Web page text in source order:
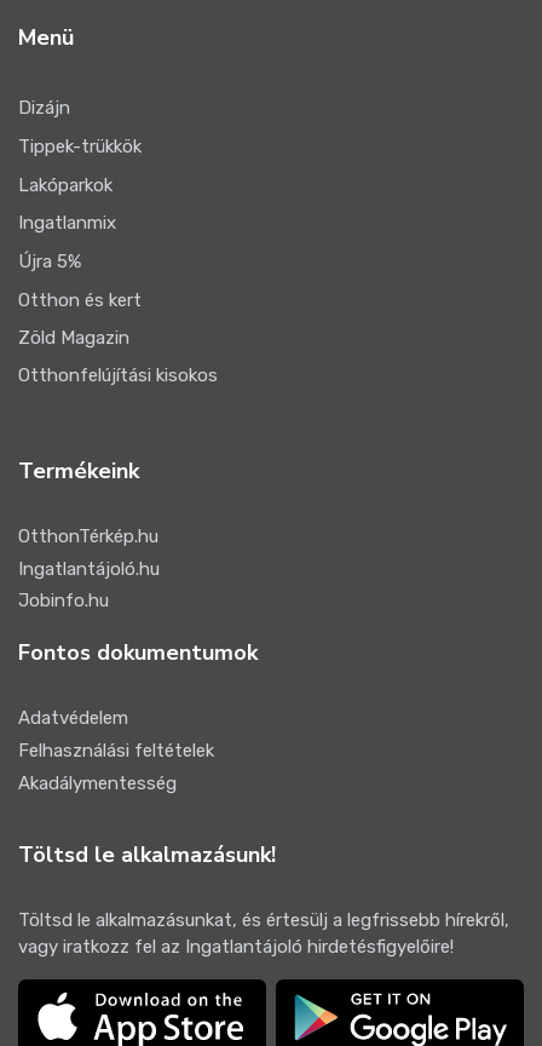
Menü
Dizájn
Tippek-trükkök
Lakóparkok
Ingatlanmix
Újra 5%
Otthon és kert
Zöld Magazin
Otthonfelújítási kisokos
Termékeink
OtthonTérkép.hu
Ingatlantájoló.hu
Jobinfo.hu
Fontos dokumentumok
Adatvédelem
Felhasználási feltételek
Akadálymentesség
Töltsd le alkalmazásunk!
Töltsd le alkalmazásunkat, és értesülj a legfrissebb hírekről,
vagy iratkozz fel az Ingatlantájoló hirdetésfigyelőire!